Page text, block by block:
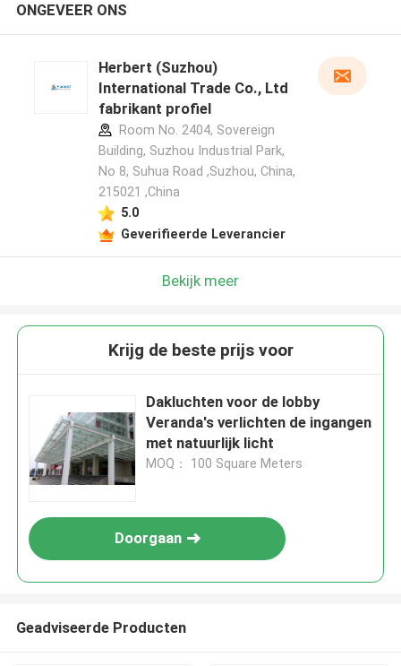
ONGEVEER ONS
Herbert (Suzhou)
International Trade Co., Ltd
fabrikant profiel
Room No. 2404, Sovereign
Building, Suzhou Industrial Park,
No 8, Suhua Road ,Suzhou, China,
215021 ,China
5.0
Geverifieerde Leverancier
Bekijk meer
Krijg de beste prijs voor
Dakluchten voor de lobby
Veranda's verlichten de ingangen
met natuurlijk licht
MOQ： 100 Square Meters
Doorgaan
Geadviseerde Producten